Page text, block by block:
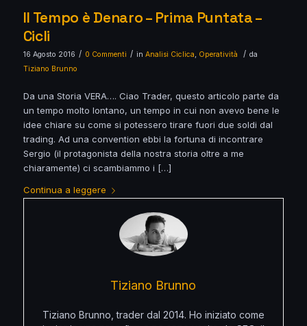
Il Tempo è Denaro – Prima Puntata –
Cicli
16 Agosto 2016 / 0 Commenti / in Analisi Ciclica, Operatività / da
Tiziano Brunno
Da una Storia VERA…. Ciao Trader, questo articolo parte da
un tempo molto lontano, un tempo in cui non avevo bene le
idee chiare su come si potessero tirare fuori due soldi dal
trading. Ad una convention ebbi la fortuna di incontrare
Sergio (il protagonista della nostra storia oltre a me
chiaramente) ci scambiammo i […]
Continua a leggere
Tiziano Brunno
Tiziano Brunno, trader dal 2014. Ho iniziato come